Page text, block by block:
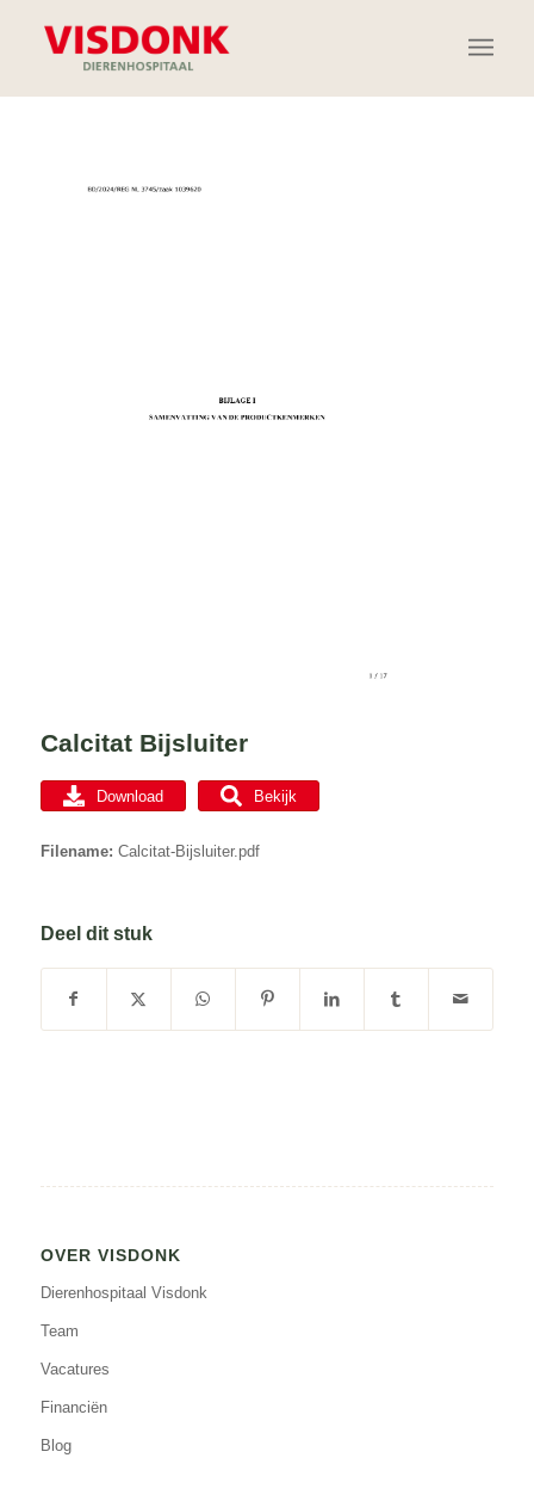
Calcitat Bijsluiter
Download Bekijk
Filename: Calcitat-Bijsluiter.pdf
Deel dit stuk
OVER VISDONK
Dierenhospitaal Visdonk
Team
Vacatures
Financiën
Blog